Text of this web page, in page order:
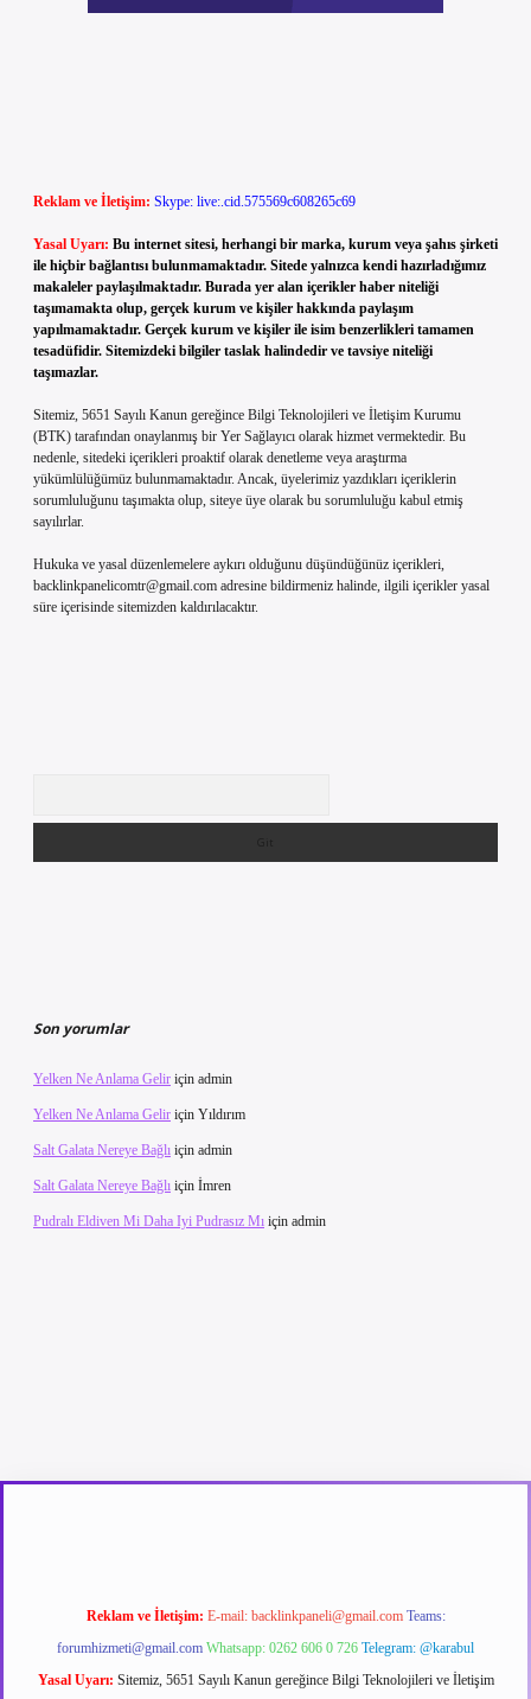
Reklam ve İletişim: Skype: live:.cid.575569c608265c69
Yasal Uyarı: Bu internet sitesi, herhangi bir marka, kurum veya şahıs şirketi
ile hiçbir bağlantısı bulunmamaktadır. Sitede yalnızca kendi hazırladığımız
makaleler paylaşılmaktadır. Burada yer alan içerikler haber niteliği
taşımamakta olup, gerçek kurum ve kişiler hakkında paylaşım
yapılmamaktadır. Gerçek kurum ve kişiler ile isim benzerlikleri tamamen
tesadüfidir. Sitemizdeki bilgiler taslak halindedir ve tavsiye niteliği
taşımazlar.
Sitemiz, 5651 Sayılı Kanun gereğince Bilgi Teknolojileri ve İletişim Kurumu
(BTK) tarafından onaylanmış bir Yer Sağlayıcı olarak hizmet vermektedir. Bu
nedenle, sitedeki içerikleri proaktif olarak denetleme veya araştırma
yükümlülüğümüz bulunmamaktadır. Ancak, üyelerimiz yazdıkları içeriklerin
sorumluluğunu taşımakta olup, siteye üye olarak bu sorumluluğu kabul etmiş
sayılırlar.
Hukuka ve yasal düzenlemelere aykırı olduğunu düşündüğünüz içerikleri,
backlinkpanelicomtr@gmail.com adresine bildirmeniz halinde, ilgili içerikler yasal
süre içerisinde sitemizden kaldırılacaktır.
Son yorumlar
Yelken Ne Anlama Gelir için admin
Yelken Ne Anlama Gelir için Yıldırım
Salt Galata Nereye Bağlı için admin
Salt Galata Nereye Bağlı için İmren
Pudralı Eldiven Mi Daha Iyi Pudrasız Mı için admin
Reklam ve İletişim: E-mail: backlinkpaneli@gmail.com Teams:
forumhizmeti@gmail.com Whatsapp: 0262 606 0 726 Telegram: @karabul
Yasal Uyarı: Sitemiz, 5651 Sayılı Kanun gereğince Bilgi Teknolojileri ve İletişim